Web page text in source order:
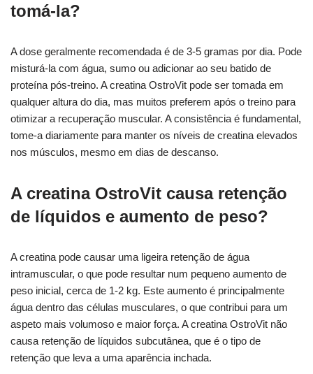
tomá-la?
A dose geralmente recomendada é de 3-5 gramas por dia. Pode
misturá-la com água, sumo ou adicionar ao seu batido de
proteína pós-treino. A creatina OstroVit pode ser tomada em
qualquer altura do dia, mas muitos preferem após o treino para
otimizar a recuperação muscular. A consistência é fundamental,
tome-a diariamente para manter os níveis de creatina elevados
nos músculos, mesmo em dias de descanso.
A creatina OstroVit causa retenção
de líquidos e aumento de peso?
A creatina pode causar uma ligeira retenção de água
intramuscular, o que pode resultar num pequeno aumento de
peso inicial, cerca de 1-2 kg. Este aumento é principalmente
água dentro das células musculares, o que contribui para um
aspeto mais volumoso e maior força. A creatina OstroVit não
causa retenção de líquidos subcutânea, que é o tipo de
retenção que leva a uma aparência inchada.